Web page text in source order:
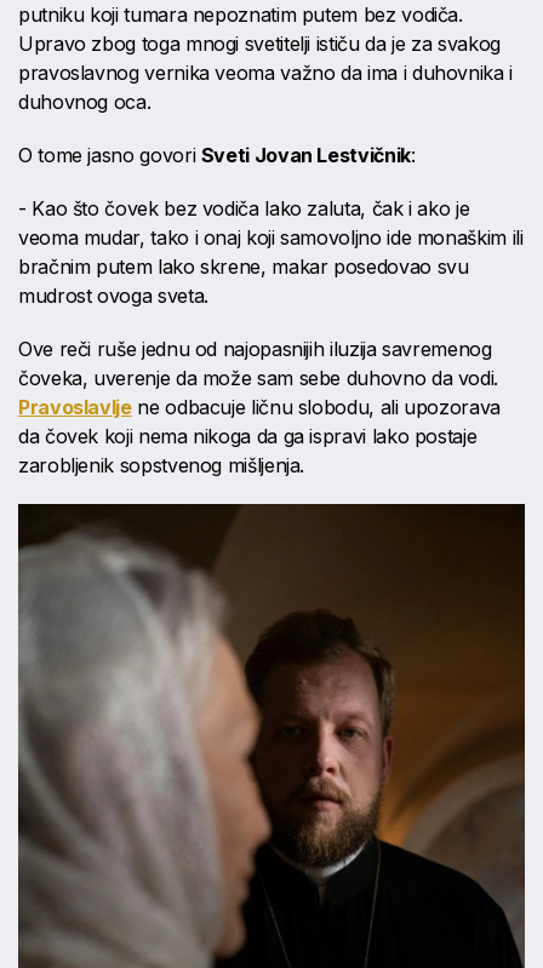
putniku koji tumara nepoznatim putem bez vodiča.
Upravo zbog toga mnogi svetitelji ističu da je za svakog
pravoslavnog vernika veoma važno da ima i duhovnika i
duhovnog oca.
O tome jasno govori Sveti Jovan Lestvičnik:
- Kao što čovek bez vodiča lako zaluta, čak i ako je
veoma mudar, tako i onaj koji samovoljno ide monaškim ili
bračnim putem lako skrene, makar posedovao svu
mudrost ovoga sveta.
Ove reči ruše jednu od najopasnijih iluzija savremenog
čoveka, uverenje da može sam sebe duhovno da vodi.
Pravoslavljene odbacuje ličnu slobodu, ali upozorava
da čovek koji nema nikoga da ga ispravi lako postaje
zarobljenik sopstvenog mišljenja.